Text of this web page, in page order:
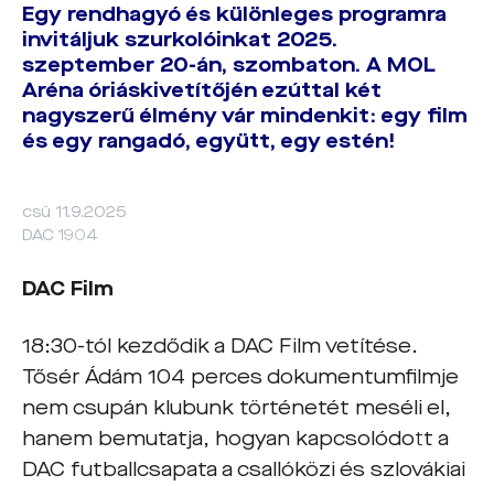
Egy rendhagyó és különleges programra
invitáljuk szurkolóinkat 2025.
szeptember 20-án, szombaton. A MOL
Aréna óriáskivetítőjén ezúttal két
nagyszerű élmény vár mindenkit: egy film
és egy rangadó, együtt, egy estén!
csü 11.9.2025
DAC 1904
DAC Film
18:30-tól kezdődik a DAC Film vetítése.
Tősér Ádám 104 perces dokumentumfilmje
nem csupán klubunk történetét meséli el,
hanem bemutatja, hogyan kapcsolódott a
DAC futballcsapata a csallóközi és szlovákiai